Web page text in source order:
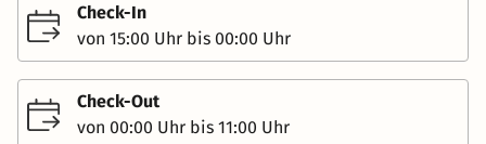
Check-In
von 15:00 Uhr bis 00:00 Uhr
Check-Out
von 00:00 Uhr bis 11:00 Uhr